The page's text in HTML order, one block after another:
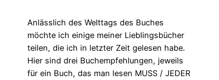
Anlässlich des Welttags des Buches
möchte ich einige meiner Lieblingsbücher
teilen, die ich in letzter Zeit gelesen habe.
Hier sind drei Buchempfehlungen, jeweils
für ein Buch, das man lesen MUSS / JEDER